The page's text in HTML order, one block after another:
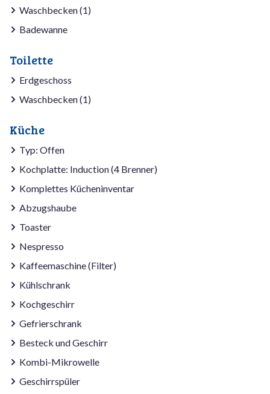
Waschbecken (1)
Badewanne
Toilette
Erdgeschoss
Waschbecken (1)
Küche
Typ: Offen
Kochplatte: Induction (4 Brenner)
Komplettes Kücheninventar
Abzugshaube
Toaster
Nespresso
Kaffeemaschine (Filter)
Kühlschrank
Kochgeschirr
Gefrierschrank
Besteck und Geschirr
Kombi-Mikrowelle
Geschirrspüler